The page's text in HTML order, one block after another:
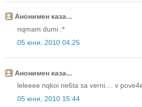
Анонимен каза...
nqmam dumi :*
05 юни, 2010 04:25
Анонимен каза...
leleeee nqkoi ne6ta sa verni.... v
05 юни, 2010 15:44